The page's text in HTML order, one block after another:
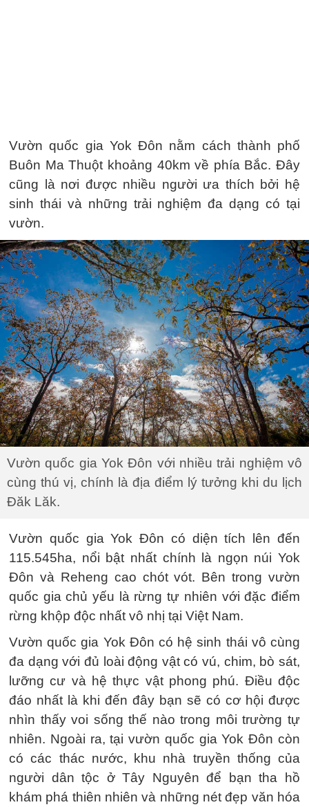
Vườn quốc gia Yok Đôn nằm cách thành phố
Buôn Ma Thuột khoảng 40km về phía Bắc. Đây
cũng là nơi được nhiều người ưa thích bởi hệ
sinh thái và những trải nghiệm đa dạng có tại
vườn.
Vườn quốc gia Yok Đôn với nhiều trải nghiệm vô
cùng thú vị, chính là địa điểm lý tưởng khi du lịch
Đăk Lăk.
Vườn quốc gia Yok Đôn có diện tích lên đến
115.545ha, nổi bật nhất chính là ngọn núi Yok
Đôn và Reheng cao chót vót. Bên trong vườn
quốc gia chủ yếu là rừng tự nhiên với đặc điểm
rừng khộp độc nhất vô nhị tại Việt Nam.
Vườn quốc gia Yok Đôn có hệ sinh thái vô cùng
đa dạng với đủ loài động vật có vú, chim, bò sát,
lưỡng cư và hệ thực vật phong phú. Điều độc
đáo nhất là khi đến đây bạn sẽ có cơ hội được
nhìn thấy voi sống thế nào trong môi trường tự
nhiên. Ngoài ra, tại vườn quốc gia Yok Đôn còn
có các thác nước, khu nhà truyền thống của
người dân tộc ở Tây Nguyên để bạn tha hồ
khám phá thiên nhiên và những nét đẹp văn hóa